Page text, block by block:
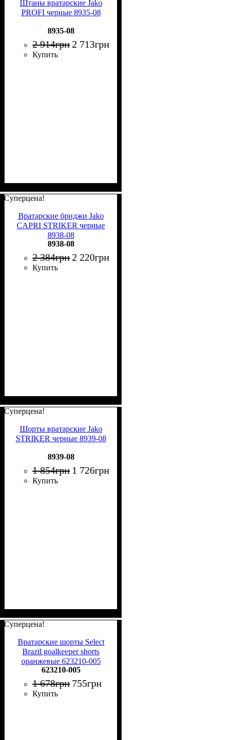
Штаны вратарские Jako
PROFI черные 8935-08
8935-08
2 914грн 2 713грн
Купить
Суперцена!
Вратарские бриджи Jako
CAPRI STRIKER черные
8938-08
8938-08
2 384грн 2 220грн
Купить
Суперцена!
Шорты вратарские Jako
STRIKER черные 8939-08
8939-08
1 854грн 1 726грн
Купить
Суперцена!
Вратарские шорты Select
Brazil goalkeeper shorts
оранжевые 623210-005
623210-005
1 678грн 755грн
Купить